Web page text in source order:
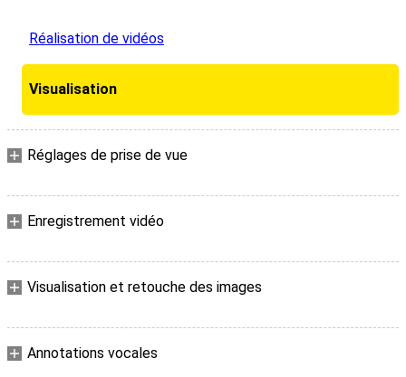
Réalisation de vidéos
Visualisation
Réglages de prise de vue
Enregistrement vidéo
Visualisation et retouche des images
Annotations vocales